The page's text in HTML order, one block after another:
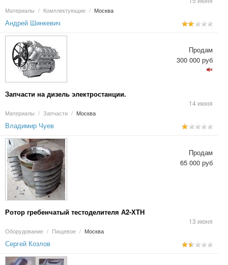
Материалы / Комплектующие / Москва
Андрей Шинкевич
Запчасти на дизель электростанции.
14 июня
Материалы / Запчасти / Москва
Продам
300 000 руб
Владимир Чуев
Ротор гребенчатый тестоделителя А2-ХТН
13 июня
Оборудование / Пищевое / Москва
Продам
65 000 руб
Сергей Козлов